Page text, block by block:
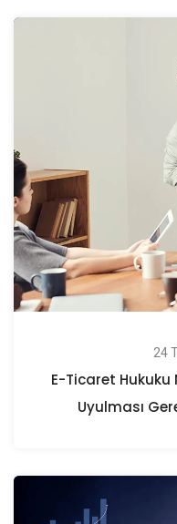
24
E-Ticaret Hukuku
Uyulması